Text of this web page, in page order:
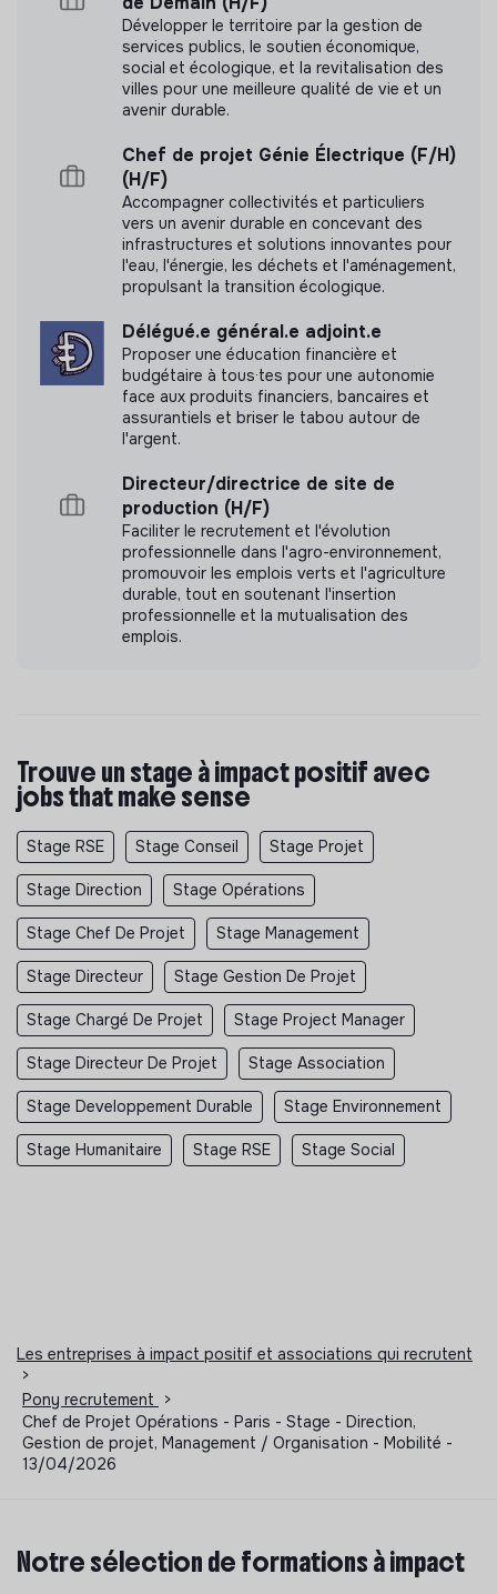
Développer le territoire par la gestion de
services publics, le soutien économique,
social et écologique, et la revitalisation des
villes pour une meilleure qualité de vie et un
avenir durable.
Chef de projet Génie Électrique (F/H)
(H/F)
Accompagner collectivités et particuliers
vers un avenir durable en concevant des
infrastructures et solutions innovantes pour
l'eau, l'énergie, les déchets et l'aménagement,
propulsant la transition écologique.
Délégué.e général.e adjoint.e
Proposer une éducation financière et
budgétaire à tous·tes pour une autonomie
face aux produits financiers, bancaires et
assurantiels et briser le tabou autour de
l'argent.
Directeur/directrice de site de
production (H/F)
Faciliter le recrutement et l'évolution
professionnelle dans l'agro-environnement,
promouvoir les emplois verts et l'agriculture
durable, tout en soutenant l'insertion
professionnelle et la mutualisation des
emplois.
Trouve un stage à impact positif avec
jobs that make sense
Stage RSE Stage Conseil Stage Projet
Stage Direction Stage Opérations
Stage Chef De Projet Stage Management
Stage Directeur Stage Gestion De Projet
Stage Chargé De Projet Stage Project Manager
Stage Directeur De Projet Stage Association
Stage Developpement Durable Stage Environnement
Stage Humanitaire Stage RSE Stage Social
Les entreprises à impact positif et associations qui recrutent
>
Pony recrutement
>
Chef de Projet Opérations - Paris - Stage - Direction,
Gestion de projet, Management / Organisation - Mobilité -
13/04/2026
Notre sélection de formations à impact